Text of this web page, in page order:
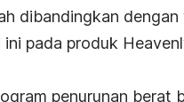
dibandingkan dengan
pada produk
penurunan berat